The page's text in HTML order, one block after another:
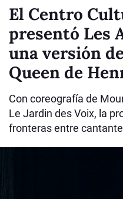
El Centro
presentó Les
una versión
Queen de
Con coreografía de
Le Jardin des Voix, la
fronteras entre